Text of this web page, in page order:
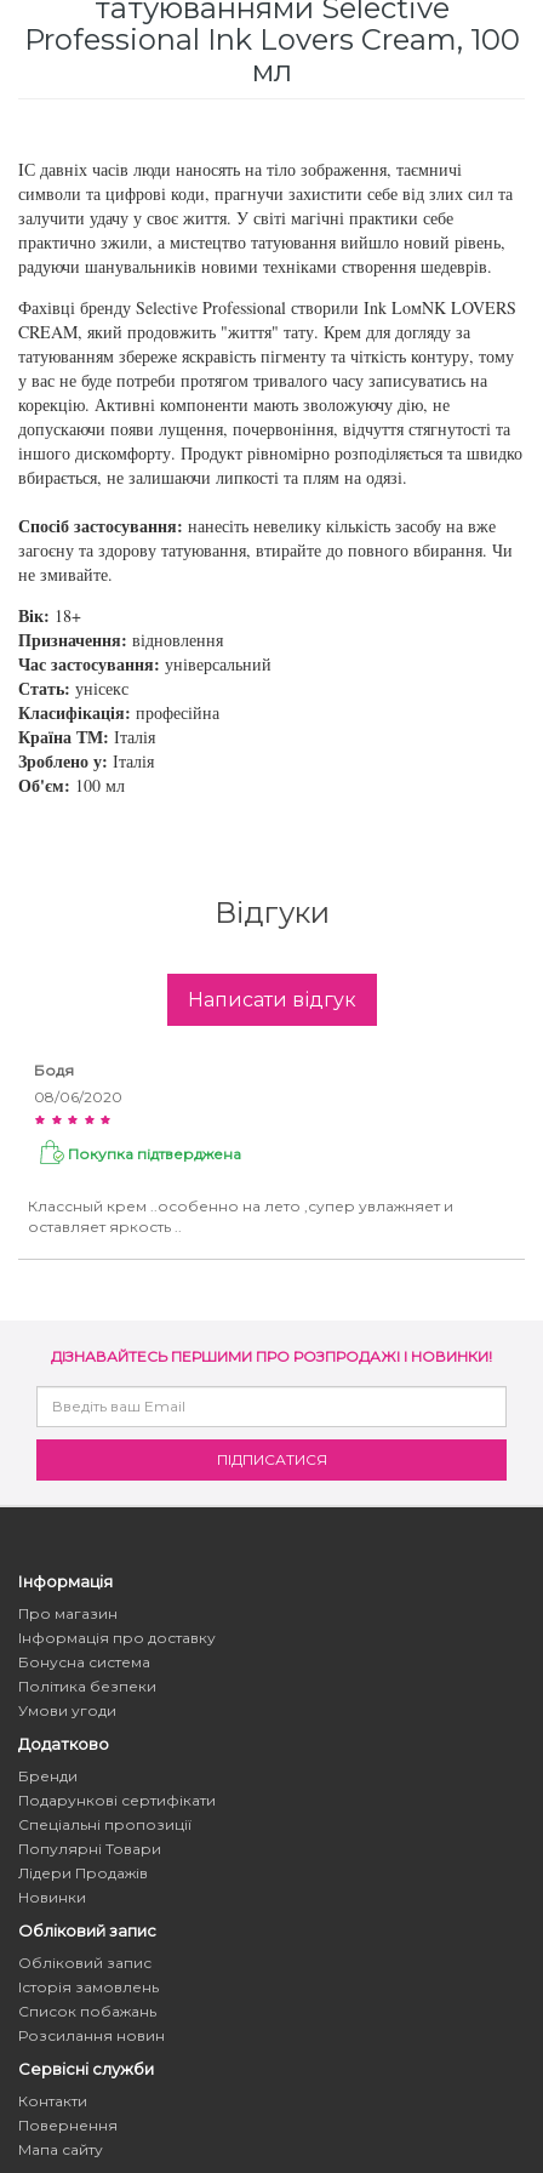
татуюваннями Selective
Professional Ink Lovers Cream, 100
мл
IС давніх часів люди наносять на тіло зображення, таємничі
символи та цифрові коди, прагнучи захистити себе від злих сил та
залучити удачу у своє життя. У світі магічні практики себе
практично зжили, а мистецтво татуювання вийшло новий рівень,
радуючи шанувальників новими техніками створення шедеврів.
Фахівці бренду Selective Professional створили Ink LoмNK LOVERS
CREAM, який продовжить "життя" тату. Крем для догляду за
татуюванням збереже яскравість пігменту та чіткість контуру, тому
у вас не буде потреби протягом тривалого часу записуватись на
корекцію. Активні компоненти мають зволожуючу дію, не
допускаючи появи лущення, почервоніння, відчуття стягнутості та
іншого дискомфорту. Продукт рівномірно розподіляється та швидко
вбирається, не залишаючи липкості та плям на одязі.
Спосіб застосування: нанесіть невелику кількість засобу на вже
загоєну та здорову татуювання, втирайте до повного вбирання. Чи
не змивайте.
Вік: 18+
Призначення: відновлення
Час застосування: універсальний
Стать: унісекс
Класифікація: професійна
Країна ТМ: Італія
Зроблено у: Італія
Об'єм: 100 мл
Відгуки
Написати відгук
Бодя
08/06/2020
Покупка підтверджена
Классный крем ..особенно на лето ,супер увлажняет и
оставляет яркость ..
ДІЗНАВАЙТЕСЬ ПЕРШИМИ ПРО РОЗПРОДАЖІ І НОВИНКИ!
Інформація
Про магазин
Інформація про доставку
Бонусна система
Політика безпеки
Умови угоди
Додатково
Бренди
Подарункові сертифікати
Спеціальні пропозиції
Популярні Товари
Лідери Продажів
Новинки
Обліковий запис
Обліковий запис
Історія замовлень
Список побажань
Розсилання новин
Сервісні служби
Контакти
Повернення
Мапа сайту
Кошти від лупи
Шампунь для волосся
для інтенсивного зволоження
Subtil Color Lab Instant Detox - Серія детокс
Subtil Color Lab Maitrise Parfaite – Серія для
кучерявого волосся
Subtil Color Lab Regeneration Absolue – Серія
Subtil Color Lab Volume Intense – Серія для
об'єму тонкого волосся
Subtil Design - Серія стайлінг та ніжний
догляд
Subtil Design Lab - Серія для максимального
збереження кольору волосся
Subtil Global Lift - Глибоке відновлення
Subtil Man XY - Серія для чоловіків: для
догляду та укладання
Subtil Retouch Lab - захист кольору волосся
Subtil Beautist – чисте рішення для краси
Subrina Glow-Plex - Живлення, зволоження
Revlon Professional
Selective Professional
Sezavi
Subrina Professional
Subtil
Technique
Termix
Tico Professional
You Look Glamour
You Look Professional